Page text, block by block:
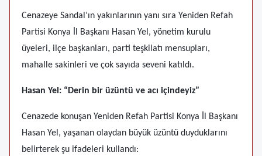
Cenazeye Sandal’ın yakınlarının yanı sıra Yeniden Refah
Partisi Konya İl Başkanı Hasan Yel, yönetim kurulu
üyeleri, ilçe başkanları, parti teşkilatı mensupları,
mahalle sakinleri ve çok sayıda seveni katıldı.
Hasan Yel: “Derin bir üzüntü ve acı içindeyiz”
Cenazede konuşan Yeniden Refah Partisi Konya İl Başkanı
Hasan Yel, yaşanan olaydan büyük üzüntü duyduklarını
belirterek şu ifadeleri kullandı: